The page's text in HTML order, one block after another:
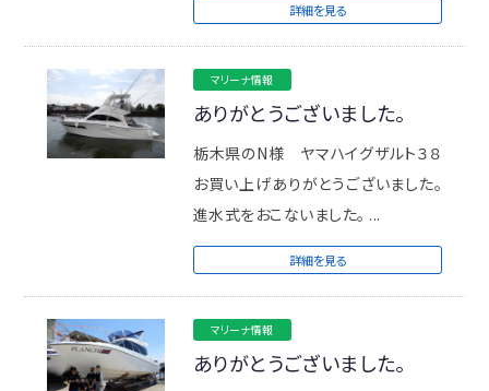
詳細を見る
マリーナ情報
ありがとうございました。
栃木県のN様 ヤマハイグザルト３８
お買い上げありがとうございました。
進水式をおこないました。 ...
詳細を見る
マリーナ情報
ありがとうございました。